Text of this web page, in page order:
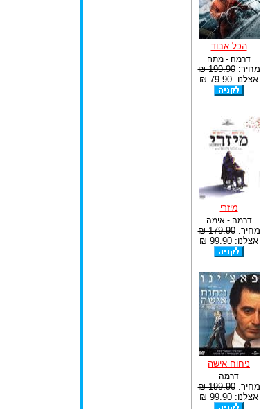
הכל אבוד
דרמה - מתח
מחיר:199.90 ₪
אצלנו: 79.90 ₪
מיזרי
דרמה - אימה
מחיר:179.90 ₪
אצלנו: 99.90 ₪
ניחוח אישה
דרמה
מחיר:199.90 ₪
אצלנו: 99.90 ₪